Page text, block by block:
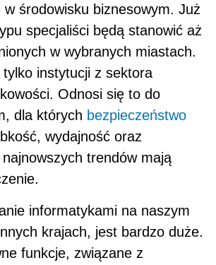
w środowisku biznesowym. Już
specjaliści będą stanowić aż
w wybranych miastach.
instytucji z sektora
Odnosi się to do
dla których bezpieczeństwo
wydajność oraz
trendów mają
informatykami na naszym
krajach, jest bardzo duże.
funkcje, związane z